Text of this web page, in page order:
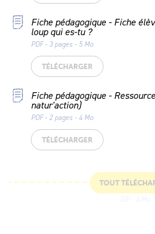
Fiche pédagogique - Fiche
loup qui es-tu ?
PDF - 3 pages - 5 Mo
TÉLÉCHARGER
Fiche pédagogique -
natur'action)
PDF - 2 pages - 4 Mo
TÉLÉCHARGER
TOUT